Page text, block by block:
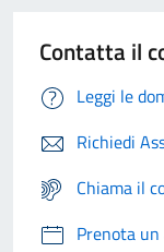
Contatta il
Leggi le
Richiedi
Chiama il
Prenota